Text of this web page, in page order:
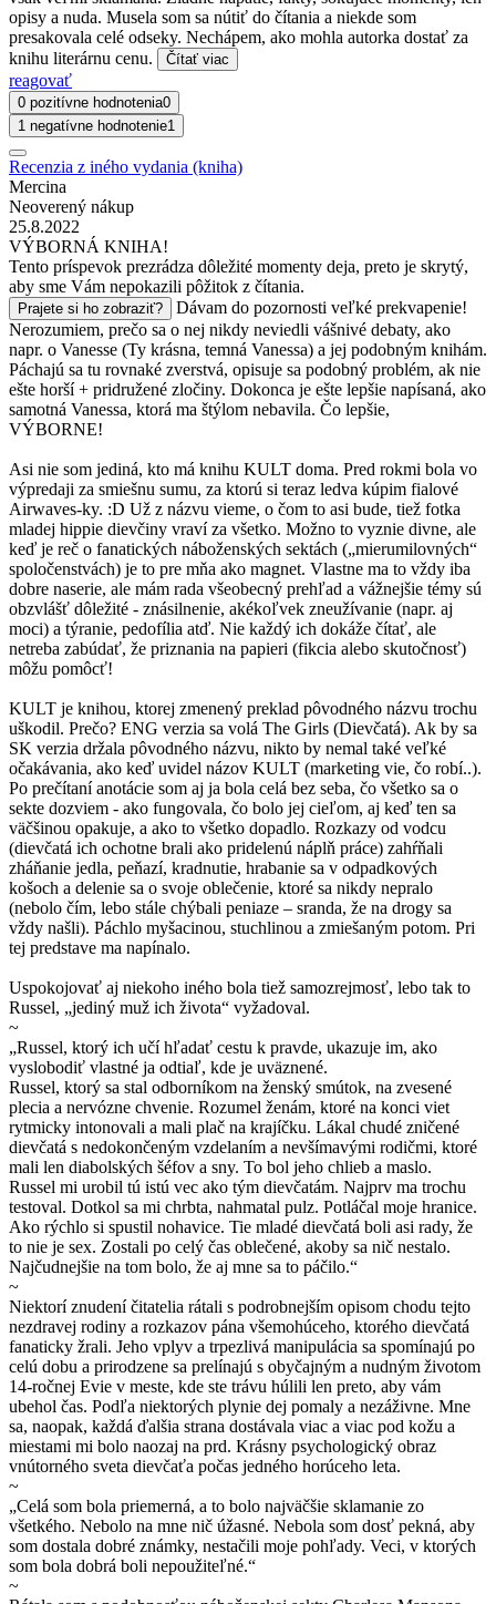
opisy a nuda. Musela som sa nútiť do čítania a niekde som
presakovala celé odseky. Nechápem, ako mohla autorka dostať za
knihu literárnu cenu.
Čítať viac
reagovať
0 pozitívne hodnotenia0
1 negatívne hodnotenie1
Recenzia z iného vydania (kniha)
Mercina
Neoverený nákup
25.8.2022
VÝBORNÁ KNIHA!
Tento príspevok prezrádza dôležité momenty deja, preto je skrytý,
aby sme Vám nepokazili pôžitok z čítania.
Prajete si ho zobraziť?
Dávam do pozornosti veľké prekvapenie!
Nerozumiem, prečo sa o nej nikdy neviedli vášnivé debaty, ako
napr. o Vanesse (Ty krásna, temná Vanessa) a jej podobným knihám.
Páchajú sa tu rovnaké zverstvá, opisuje sa podobný problém, ak nie
ešte horší + pridružené zločiny. Dokonca je ešte lepšie napísaná, ako
samotná Vanessa, ktorá ma štýlom nebavila. Čo lepšie,
VÝBORNE!
Asi nie som jediná, kto má knihu KULT doma. Pred rokmi bola vo
výpredaji za smiešnu sumu, za ktorú si teraz ledva kúpim fialové
Airwaves-ky. :D Už z názvu vieme, o čom to asi bude, tiež fotka
mladej hippie dievčiny vraví za všetko. Možno to vyznie divne, ale
keď je reč o fanatických náboženských sektách („mierumilovných“
spoločenstvách) je to pre mňa ako magnet. Vlastne ma to vždy iba
dobre naserie, ale mám rada všeobecný prehľad a vážnejšie témy sú
obzvlášť dôležité - znásilnenie, akékoľvek zneužívanie (napr. aj
moci) a týranie, pedofília atď. Nie každý ich dokáže čítať, ale
netreba zabúdať, že priznania na papieri (fikcia alebo skutočnosť)
môžu pomôcť!
KULT je knihou, ktorej zmenený preklad pôvodného názvu trochu
uškodil. Prečo? ENG verzia sa volá The Girls (Dievčatá). Ak by sa
SK verzia držala pôvodného názvu, nikto by nemal také veľké
očakávania, ako keď uvidel názov KULT (marketing vie, čo robí..).
Po prečítaní anotácie som aj ja bola celá bez seba, čo všetko sa o
sekte dozviem - ako fungovala, čo bolo jej cieľom, aj keď ten sa
väčšinou opakuje, a ako to všetko dopadlo. Rozkazy od vodcu
(dievčatá ich ochotne brali ako pridelenú náplň práce) zahŕňali
zháňanie jedla, peňazí, kradnutie, hrabanie sa v odpadkových
košoch a delenie sa o svoje oblečenie, ktoré sa nikdy nepralo
(nebolo čím, lebo stále chýbali peniaze – sranda, že na drogy sa
vždy našli). Páchlo myšacinou, stuchlinou a zmiešaným potom. Pri
tej predstave ma napínalo.
Uspokojovať aj niekoho iného bola tiež samozrejmosť, lebo tak to
Russel, „jediný muž ich života“ vyžadoval.
~
„Russel, ktorý ich učí hľadať cestu k pravde, ukazuje im, ako
vyslobodiť vlastné ja odtiaľ, kde je uväznené.
Russel, ktorý sa stal odborníkom na ženský smútok, na zvesené
plecia a nervózne chvenie. Rozumel ženám, ktoré na konci viet
rytmicky intonovali a mali plač na krajíčku. Lákal chudé zničené
dievčatá s nedokončeným vzdelaním a nevšímavými rodičmi, ktoré
mali len diabolských šéfov a sny. To bol jeho chlieb a maslo.
Russel mi urobil tú istú vec ako tým dievčatám. Najprv ma trochu
testoval. Dotkol sa mi chrbta, nahmatal pulz. Potláčal moje hranice.
Ako rýchlo si spustil nohavice. Tie mladé dievčatá boli asi rady, že
to nie je sex. Zostali po celý čas oblečené, akoby sa nič nestalo.
Najčudnejšie na tom bolo, že aj mne sa to páčilo.“
~
Niektorí znudení čitatelia rátali s podrobnejším opisom chodu tejto
nezdravej rodiny a rozkazov pána všemohúceho, ktorého dievčatá
fanaticky žrali. Jeho vplyv a trpezlivá manipulácia sa spomínajú po
celú dobu a prirodzene sa prelínajú s obyčajným a nudným životom
14-ročnej Evie v meste, kde ste trávu húlili len preto, aby vám
ubehol čas. Podľa niektorých plynie dej pomaly a nezáživne. Mne
sa, naopak, každá ďalšia strana dostávala viac a viac pod kožu a
miestami mi bolo naozaj na prd. Krásny psychologický obraz
vnútorného sveta dievčaťa počas jedného horúceho leta.
~
„Celá som bola priemerná, a to bolo najväčšie sklamanie zo
všetkého. Nebolo na mne nič úžasné. Nebola som dosť pekná, aby
som dostala dobré známky, nestačili moje pohľady. Veci, v ktorých
som bola dobrá boli nepoužiteľné.“
~